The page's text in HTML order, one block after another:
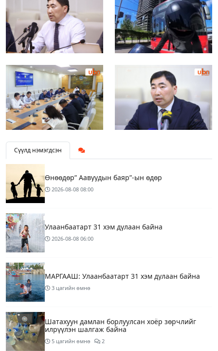
Сүүлд нэмэгдсэн
Өнөөдөр” Аавуудын баяр”-ын өдөр
2026-08-08 08:00
Улаанбаатарт 31 хэм дулаан байна
2026-08-08 06:00
МАРГААШ: Улаанбаатарт 31 хэм дулаан байна
3 цагийн өмнө
Шатахуун дамлан борлуулсан хоёр зөрчлийг
илрүүлэн шалгаж байна
5 цагийн өмнө 2